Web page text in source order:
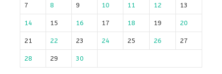
7 8 9 10 11 12 13
14 15 16 17 18 19 20
21 22 23 24 25 26 27
28 29 30